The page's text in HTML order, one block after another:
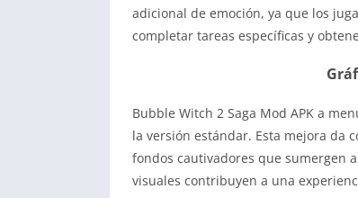
adicional de emoción, ya que los
completar tareas específicas y
Bubble Witch 2 Saga Mod APK a
la versión estándar. Esta mejora da
fondos cautivadores que sumergen
visuales contribuyen a una